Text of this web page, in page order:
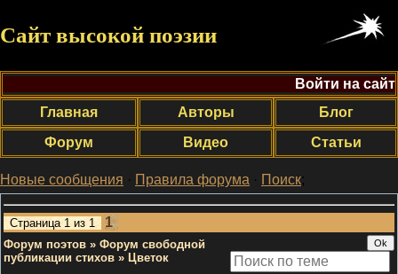
Сайт высокой поэзии
Войти на сайт
Главная
Авторы
Блог
Форум
Видео Статьи
Новые сообщения · Правила форума · Поиск;
Страница 1 из 1 1
Форум поэтов » Форум свободной
публикации стихов » Цветок